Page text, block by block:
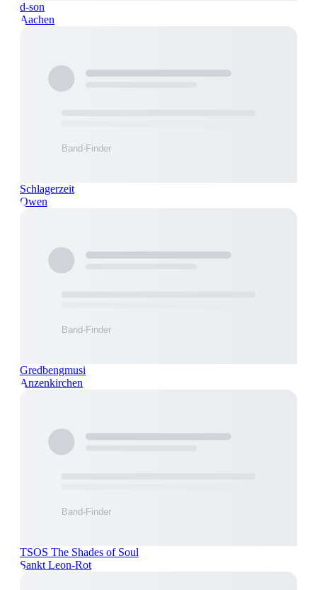
d-son
Aachen
Schlagerzeit
Owen
Gredbengmusi
Anzenkirchen
TSOS The Shades of Soul
Sankt Leon-Rot